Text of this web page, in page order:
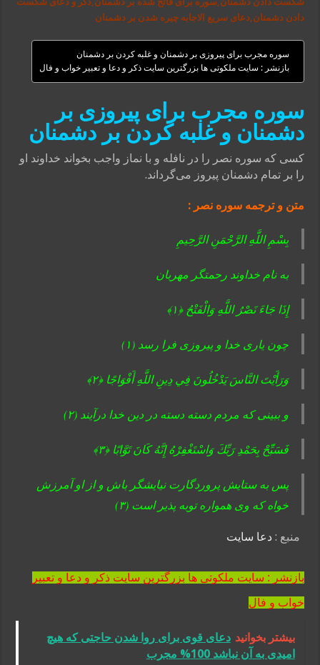
دادن دشمنان,دعای سریع الاجابه چیره شدن بر دشمنان
سوره مجرب برای پیروزی بر دشمنان و غلبه کردن بر دشمنان
بازنشر : سایت ملکوتی ها بزرگترین سایت ذکر و دعا و تعبیر خواب و فال
سوره مجرب برای پیروزی بر
دشمنان و غلبه کردن بر دشمنان
کسی که سوره نصر را در نافله و با نماز واجب بخواند خداوند او
را بر تمام دشمنان پیروز می‌گرداند.
متن و ترجمه سوره نصر :
بِسْمِ اللَّهِ الرَّحْمَنِ الرَّحِيمِ
به نام خداوند رحمتگر مهربان
إِذَا جَاءَ نَصْرُ اللَّهِ وَالْفَتْحُ ﴿۱﴾
چون يارى خدا و پيروزى فرا رسد (۱)
وَرَأَيْتَ النَّاسَ يَدْخُلُونَ فِي دِينِ اللَّهِ أَفْوَاجًا ﴿۲﴾
و ببينى كه مردم دسته‏ دسته در دين خدا درآيند (۲)
فَسَبِّحْ بِحَمْدِ رَبِّكَ وَاسْتَغْفِرْهُ إِنَّهُ كَانَ تَوَّابًا ﴿۳﴾
پس به ستايش پروردگارت نيايشگر باش و از او آمرزش
خواه كه وى همواره توبه‏ پذير است (۳)
منبع :دعا سایت
بازنشر : سایت ملکوتی ها بزرگترین سایت ذکر و دعا و تعبیر
خواب و فال
بیشتر بخوانید دعای قوی برای روا شدن حاجتی که هیچ
امیدی به آن نباشد 100% مجرب